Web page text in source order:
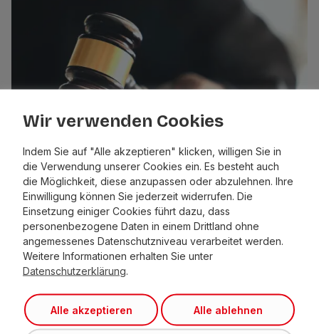
OIG-Schultz-Geheimdeal geplatzt
Wir verwenden Cookies
Indem Sie auf "Alle akzeptieren" klicken, willigen Sie in
die Verwendung unserer Cookies ein. Es besteht auch
die Möglichkeit, diese anzupassen oder abzulehnen. Ihre
Einwilligung können Sie jederzeit widerrufen. Die
Einsetzung einiger Cookies führt dazu, dass
personenbezogene Daten in einem Drittland ohne
angemessenes Datenschutzniveau verarbeitet werden.
Weitere Informationen erhalten Sie unter
Datenschutzerklärung
Alle akzeptieren Alle ablehnen